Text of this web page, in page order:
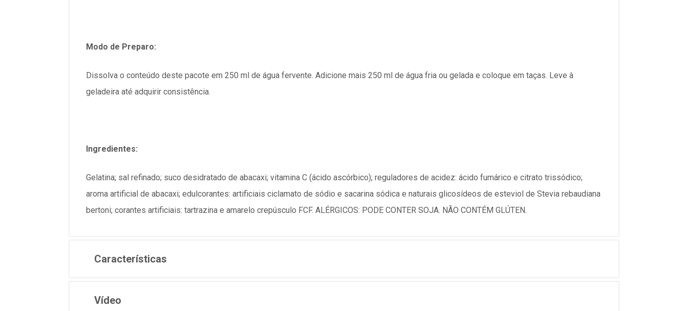
Modo de Preparo:
Dissolva o conteúdo deste pacote em 250 ml de água fervente. Adicione mais 250 ml de água fria ou gelada e coloque em taças. Leve à
geladeira até adquirir consistência.
Ingredientes:
Gelatina; sal refinado; suco desidratado de abacaxi; vitamina C (ácido ascórbico); reguladores de acidez: ácido fumárico e citrato trissódico;
aroma artificial de abacaxi; edulcorantes: artificiais ciclamato de sódio e sacarina sódica e naturais glicosídeos de esteviol de Stevia rebaudiana
bertoni; corantes artificiais: tartrazina e amarelo crepúsculo FCF. ALÉRGICOS: PODE CONTER SOJA. NÃO CONTÉM GLÚTEN.
Características
Vídeo